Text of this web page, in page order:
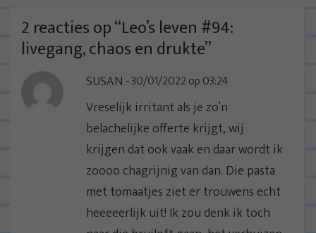
t
n
v
i
2 reacties op “Leo’s leven #94:
livegang, chaos en drukte”
SUSAN 30/01/2022 op 03:24
Vreselijk irritant als je zo’n
belachelijke offerte krijgt, wij
krijgen dat ook vaak en daar wordt ik
zoooo chagrijnig van dan. Die pasta
met tomaatjes ziet er trouwens echt
heeeeerlijk uit! Ik zou denk ik toch